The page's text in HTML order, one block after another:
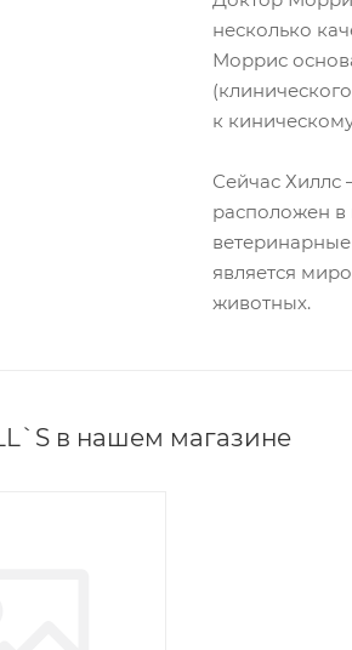
несколько
Моррис
к
Сейчас Хиллс
расположен в
является
животных.
в нашем магазине